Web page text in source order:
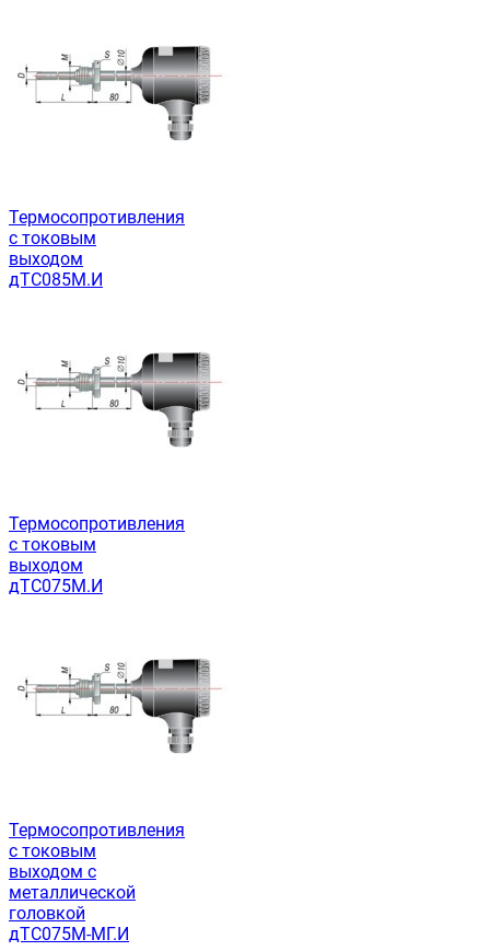
Термосопротивления
с токовым
выходом
дТС085М.И
Термосопротивления
с токовым
выходом
дТС075М.И
Термосопротивления
с токовым
выходом с
металлической
головкой
дТС075М-МГ.И